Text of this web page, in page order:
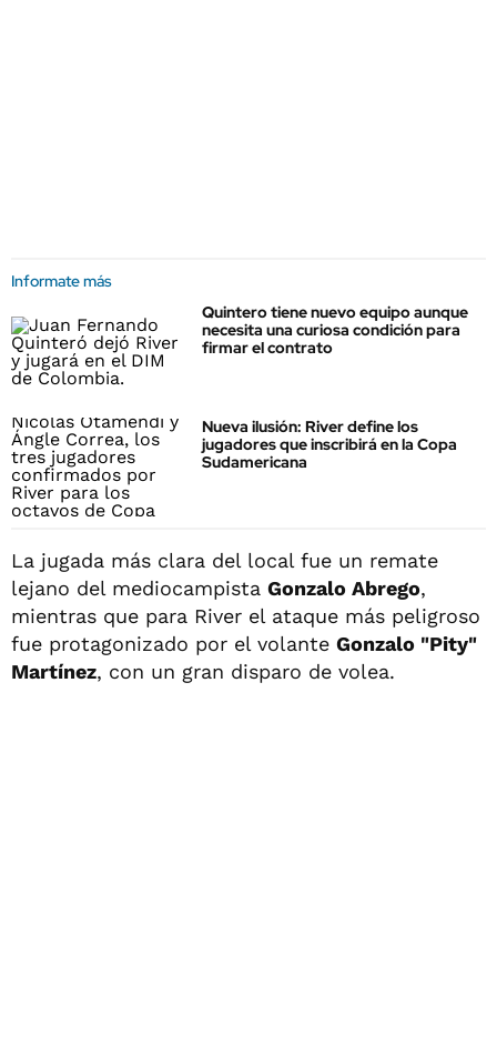
Informate más
Quintero tiene nuevo equipo aunque
necesita una curiosa condición para
firmar el contrato
Nueva ilusión: River define los
jugadores que inscribirá en la Copa
Sudamericana
La jugada más clara del local fue un remate
lejano del mediocampista Gonzalo Abrego,
mientras que para River el ataque más peligroso
fue protagonizado por el volante Gonzalo "Pity"
Martínez, con un gran disparo de volea.